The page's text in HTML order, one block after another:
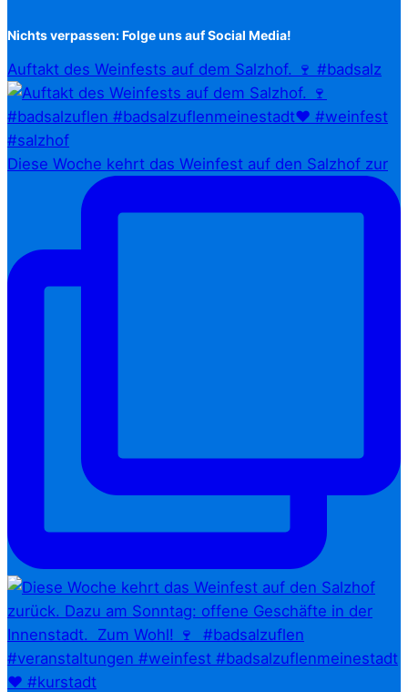
Nichts verpassen: Folge uns auf Social Media!
Auftakt des Weinfests auf dem Salzhof. 🍷 #badsalz
Diese Woche kehrt das Weinfest auf den Salzhof zur